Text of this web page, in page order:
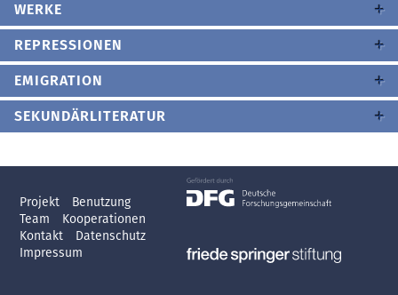
WERKE
REPRESSIONEN
EMIGRATION
SEKUNDÄRLITERATUR
Projekt
Benutzung
Team
Kooperationen
Kontakt
Datenschutz
Impressum